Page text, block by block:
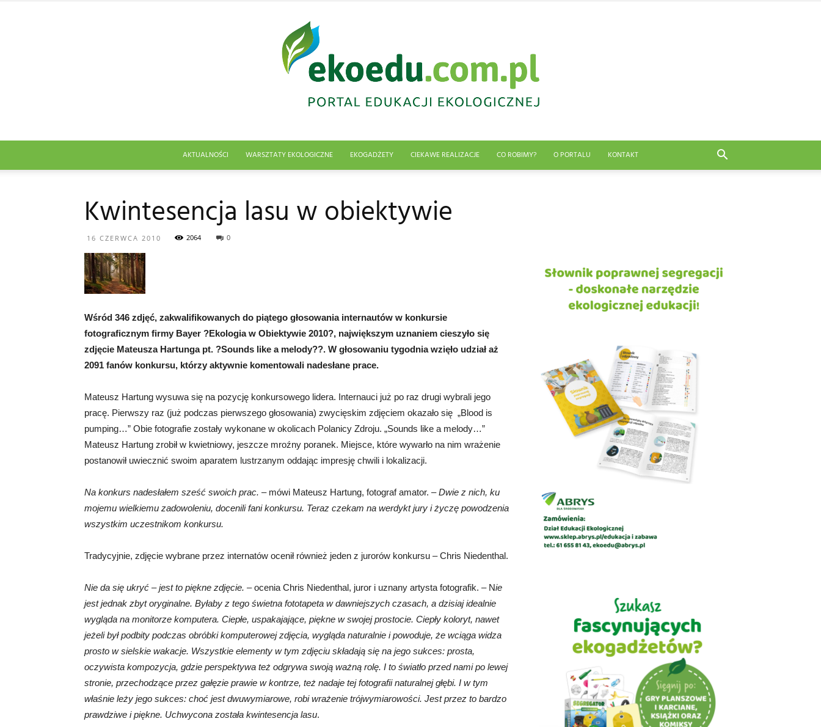
Abrys
AKTUALNOŚCI WARSZTATY EKOLOGICZNE EKOGADŻETY CIEKAWE REALIZACJE CO ROBIMY? O PORTALU KONTAKT
Kwintesencja lasu w obiektywie
16 CZERWCA 2010 2064 0
Wśród 346 zdjęć, zakwalifikowanych do piątego głosowania internautów w konkursie
fotograficznym firmy Bayer ?Ekologia w Obiektywie 2010?, największym uznaniem cieszyło się
zdjęcie Mateusza Hartunga pt. ?Sounds like a melody??. W głosowaniu tygodnia wzięło udział aż
2091 fanów konkursu, którzy aktywnie komentowali nadesłane prace.
Mateusz Hartung wysuwa się na pozycję konkursowego lidera. Internauci już po raz drugi wybrali jego
pracę. Pierwszy raz (już podczas pierwszego głosowania) zwycięskim zdjęciem okazało się „Blood is
pumping…” Obie fotografie zostały wykonane w okolicach Polanicy Zdroju. „Sounds like a melody…”
Mateusz Hartung zrobił w kwietniowy, jeszcze mroźny poranek. Miejsce, które wywarło na nim wrażenie
postanowił uwiecznić swoim aparatem lustrzanym oddając impresję chwili i lokalizacji.
Na konkurs nadesłałem sześć swoich prac. – mówi Mateusz Hartung, fotograf amator. –Dwie z nich, ku
mojemu wielkiemu zadowoleniu, docenili fani konkursu. Teraz czekam na werdykt jury i życzę powodzenia
wszystkim uczestnikom konkursu.
Tradycyjnie, zdjęcie wybrane przez internatów ocenił również jeden z jurorów konkursu – Chris Niedenthal.
Nie da się ukryć – jest to piękne zdjęcie. – ocenia Chris Niedenthal, juror i uznany artysta fotografik. – Nie
jest jednak zbyt oryginalne. Byłaby z tego świetna fototapeta w dawniejszych czasach, a dzisiaj idealnie
wygląda na monitorze komputera. Ciepłe, uspakajające, piękne w swojej prostocie. Ciepły koloryt, nawet
jeżeli był podbity podczas obróbki komputerowej zdjęcia, wygląda naturalnie i powoduje, że wciąga widza
prosto w sielskie wakacje. Wszystkie elementy w tym zdjęciu składają się na jego sukces: prosta,
oczywista kompozycja, gdzie perspektywa też odgrywa swoją ważną rolę. I to światło przed nami po lewej
stronie, przechodzące przez gałęzie prawie w kontrze, też nadaje tej fotografii naturalnej głębi. I w tym
właśnie leży jego sukces: choć jest dwuwymiarowe, robi wrażenie trójwymiarowości. Jest przez to bardzo
prawdziwe i piękne. Uchwycona została kwintesencja lasu.